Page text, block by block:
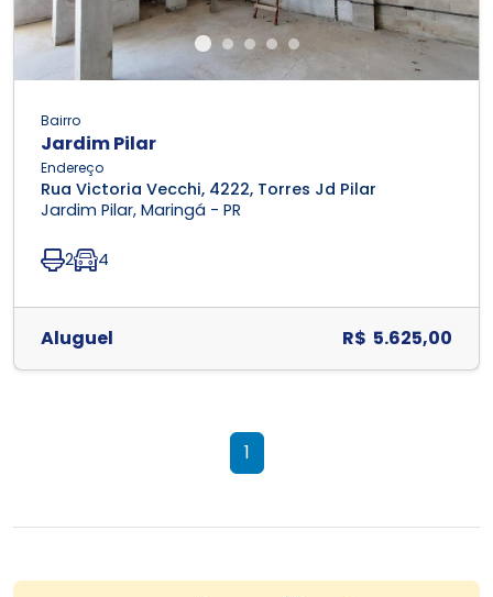
Bairro
Jardim Pilar
Endereço
Rua Victoria Vecchi, 4222, Torres Jd Pilar
Jardim Pilar, Maringá - PR
2 4
Aluguel R$ 5.625,00
1